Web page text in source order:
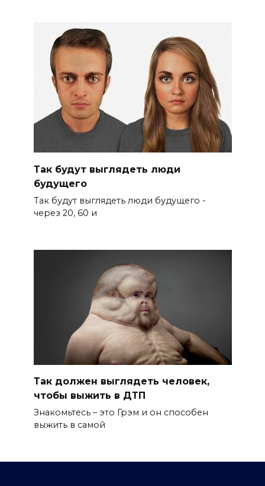
Так будут выглядеть люди
будущего
Так будут выглядеть люди будущего -
через 20, 60 и
Так должен выглядеть человек,
чтобы выжить в ДТП
Знакомьтесь – это Грэм и он способен
выжить в самой